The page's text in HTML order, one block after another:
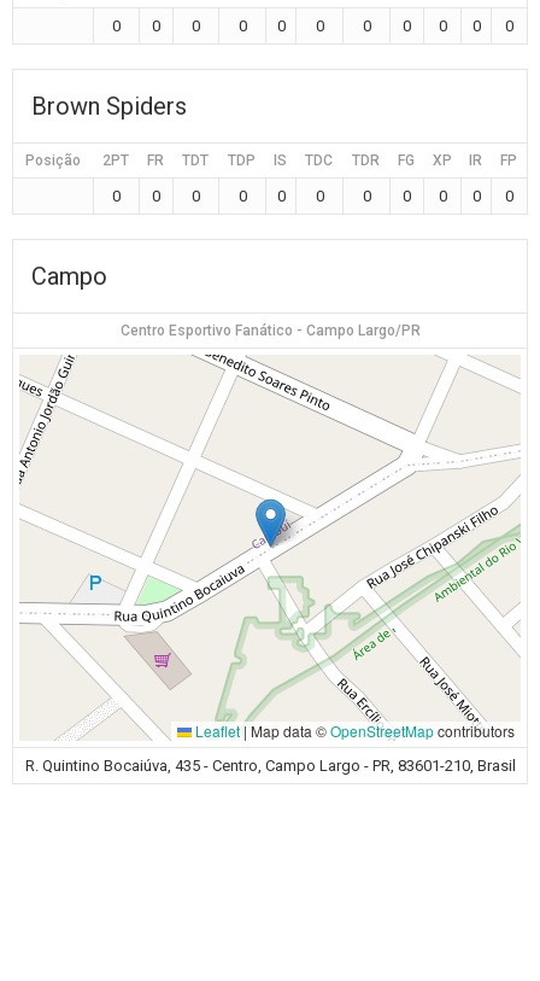
0 0 0 0 0 0 0 0 0 0 0
Brown Spiders
Posição 2PT FR TDT TDP IS TDC TDR FG XP IR FP
0 0 0 0 0 0 0 0 0 0 0
Campo
Centro Esportivo Fanático - Campo Largo/PR
Leaflet | Map data ©OpenStreetMapcontributors
R. Quintino Bocaiúva, 435 - Centro, Campo Largo - PR, 83601-210, Brasil